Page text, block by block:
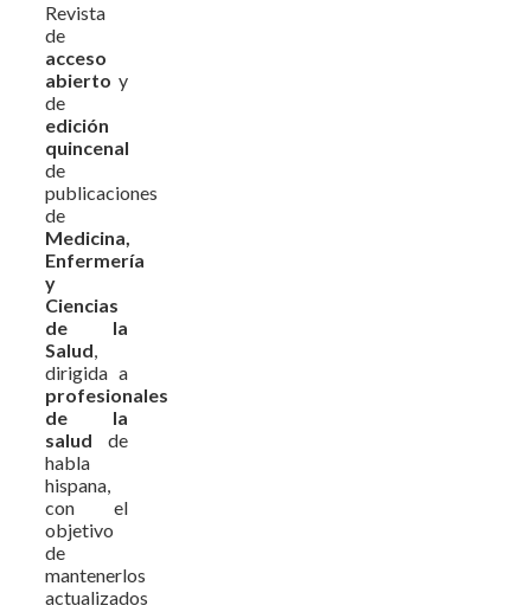
Revista
de
acceso
abierto y
de
edición
quincenal
de
publicaciones
de
Medicina,
Enfermería
y
Ciencias
de la
Salud,
dirigida a
profesionales
de la
salud de
habla
hispana,
con el
objetivo
de
mantenerlos
actualizados